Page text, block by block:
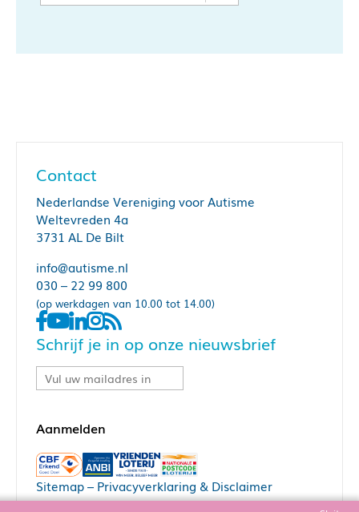
Contact
Nederlandse Vereniging voor Autisme
Weltevreden 4a
3731 AL De Bilt
info@autisme.nl
030 – 22 99 800
(op werkdagen van 10.00 tot 14.00)
Schrijf je in op onze nieuwsbrief
Sitemap– Privacyverklaring & Disclaimer